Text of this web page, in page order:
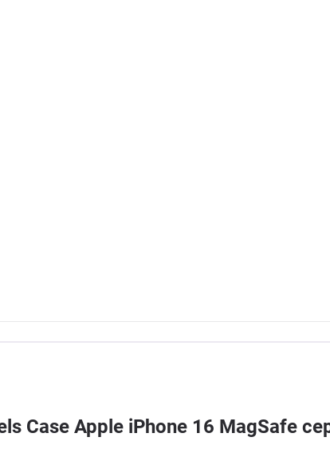
Case Apple iPhone 16 MagSafe